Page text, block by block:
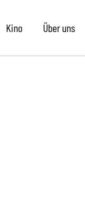
Kino Über uns